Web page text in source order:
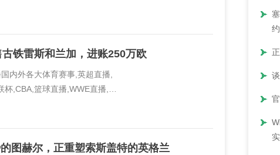
铁雷斯和兰加，进账250万欧
内外各大体育赛事,英超直播,
,CBA,篮球直播,WWE直播,PP
图赫尔，正重塑索斯盖特的英格兰